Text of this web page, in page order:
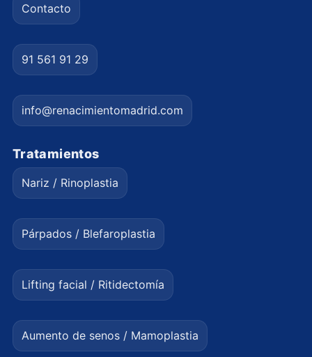
Contacto
91 561 91 29
info@renacimientomadrid.com
Tratamientos
Nariz / Rinoplastia
Párpados / Blefaroplastia
Lifting facial / Ritidectomía
Aumento de senos / Mamoplastia